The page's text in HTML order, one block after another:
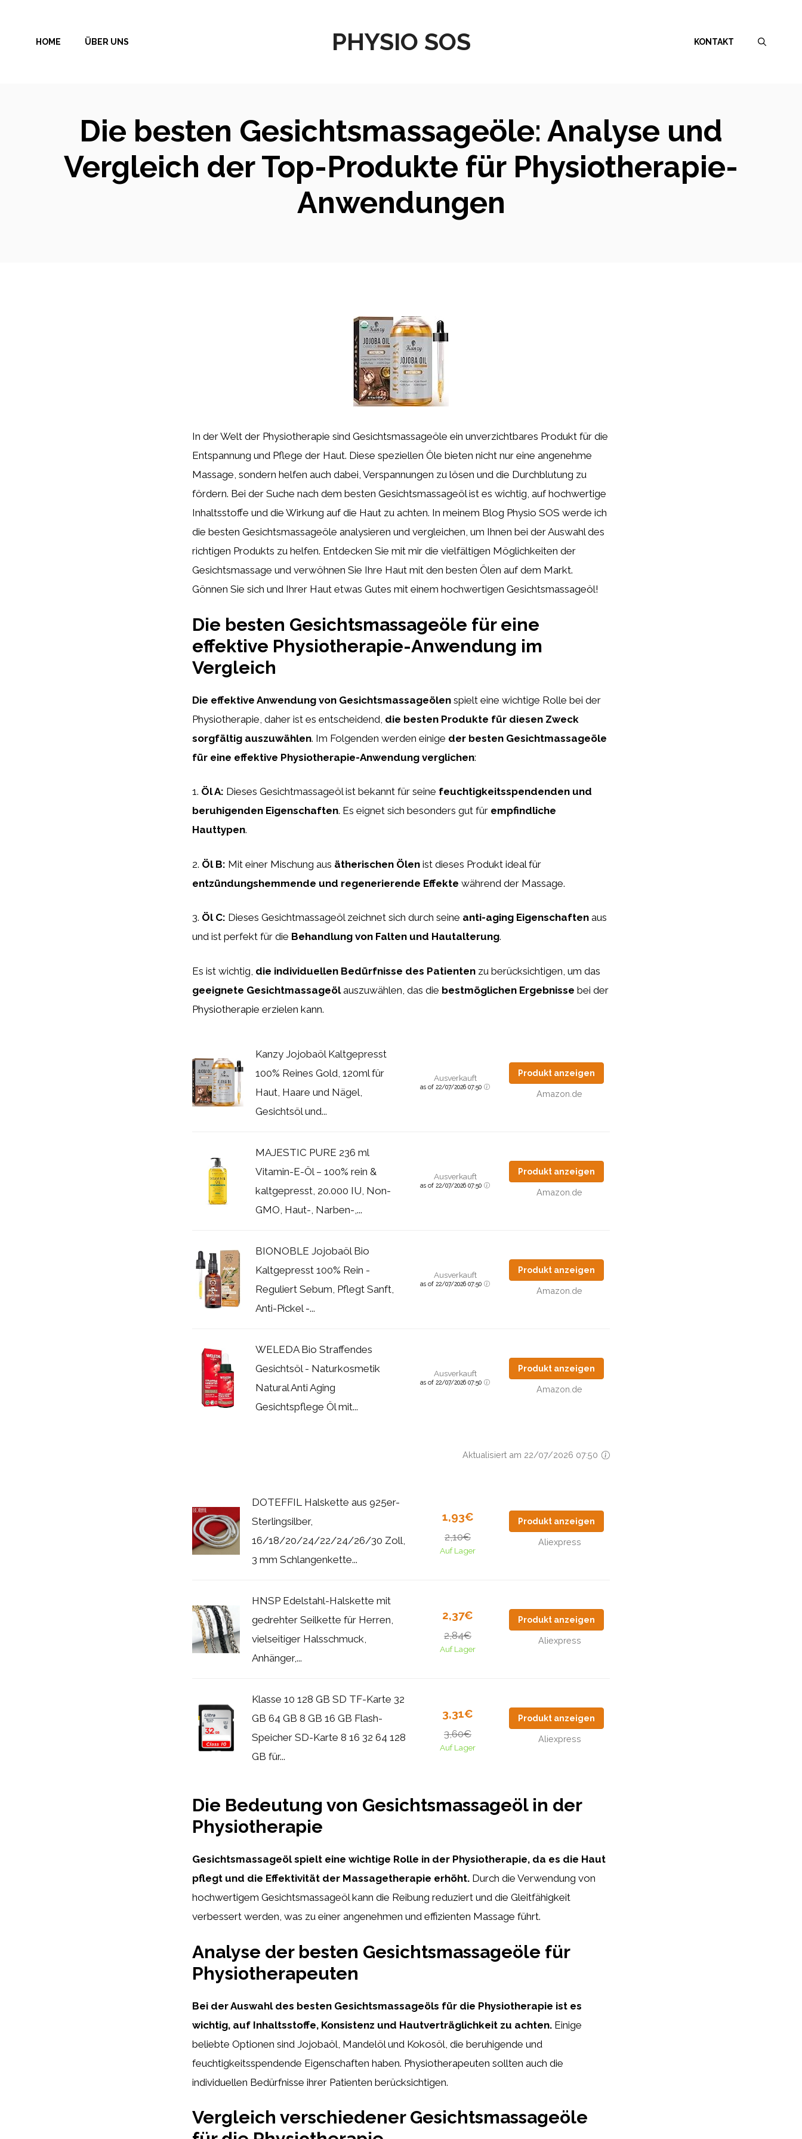
springen
PHYSIO SOS
HOME ÜBER UNS KONTAKT
Die besten Gesichtsmassageöle: Analyse und
Vergleich der Top-Produkte für Physiotherapie-
Anwendungen
In der Welt der Physiotherapie sind Gesichtsmassageöle ein unverzichtbares Produkt für die
Entspannung und Pflege der Haut. Diese speziellen Öle bieten nicht nur eine angenehme
Massage, sondern helfen auch dabei, Verspannungen zu lösen und die Durchblutung zu
fördern. Bei der Suche nach dem besten Gesichtsmassageöl ist es wichtig, auf hochwertige
Inhaltsstoffe und die Wirkung auf die Haut zu achten. In meinem Blog Physio SOS werde ich
die besten Gesichtsmassageöle analysieren und vergleichen, um Ihnen bei der Auswahl des
richtigen Produkts zu helfen. Entdecken Sie mit mir die vielfältigen Möglichkeiten der
Gesichtsmassage und verwöhnen Sie Ihre Haut mit den besten Ölen auf dem Markt.
Gönnen Sie sich und Ihrer Haut etwas Gutes mit einem hochwertigen Gesichtsmassageöl!
Die besten Gesichtsmassageöle für eine
effektive Physiotherapie-Anwendung im
Vergleich
Die effektive Anwendung von Gesichtsmassageölen spielt eine wichtige Rolle bei der
Physiotherapie, daher ist es entscheidend, die besten Produkte für diesen Zweck
sorgfältig auszuwählen. Im Folgenden werden einige der besten Gesichtmassageöle
für eine effektive Physiotherapie-Anwendung verglichen:
1. Öl A: Dieses Gesichtmassageöl ist bekannt für seine feuchtigkeitsspendenden und
beruhigenden Eigenschaften. Es eignet sich besonders gut für empfindliche
Hauttypen.
2. Öl B: Mit einer Mischung aus ätherischen Ölen ist dieses Produkt ideal für
entzündungshemmende und regenerierende Effekte während der Massage.
3. Öl C: Dieses Gesichtmassageöl zeichnet sich durch seine anti-aging Eigenschaften aus
und ist perfekt für die Behandlung von Falten und Hautalterung.
Es ist wichtig, die individuellen Bedürfnisse des Patienten zu berücksichtigen, um das
geeignete Gesichtmassageölauszuwählen, das die bestmöglichen Ergebnisse bei der
Physiotherapie erzielen kann.
Kanzy Jojobaöl Kaltgepresst
100% Reines Gold, 120ml für
Haut, Haare und Nägel,
Gesichtsöl und...
Ausverkauft
as of 22/07/2026 07:50
Produkt anzeigen
Amazon.de
MAJESTIC PURE 236 ml
Vitamin-E-Öl – 100% rein &
kaltgepresst, 20.000 IU, Non-
GMO, Haut-, Narben-,...
Ausverkauft
as of 22/07/2026 07:50
Produkt anzeigen
Amazon.de
BIONOBLE Jojobaöl Bio
Kaltgepresst 100% Rein -
Reguliert Sebum, Pflegt Sanft,
Anti-Pickel -...
Ausverkauft
as of 22/07/2026 07:50
Produkt anzeigen
Amazon.de
WELEDA Bio Straffendes
Gesichtsöl - Naturkosmetik
Natural Anti Aging
Gesichtspflege Öl mit...
Ausverkauft
as of 22/07/2026 07:50
Produkt anzeigen
Amazon.de
Aktualisiert am 22/07/2026 07:50
DOTEFFIL Halskette aus 925er-
Sterlingsilber,
16/18/20/24/22/24/26/30 Zoll,
3 mm Schlangenkette...
1,93€
2,10€
Auf Lager
Produkt anzeigen
Aliexpress
HNSP Edelstahl-Halskette mit
gedrehter Seilkette für Herren,
vielseitiger Halsschmuck,
Anhänger,...
2,37€
2,84€
Auf Lager
Produkt anzeigen
Aliexpress
Klasse 10 128 GB SD TF-Karte 32
GB 64 GB 8 GB 16 GB Flash-
Speicher SD-Karte 8 16 32 64 128
GB für...
3,31€
3,60€
Auf Lager
Produkt anzeigen
Aliexpress
Die Bedeutung von Gesichtsmassageöl in der
Physiotherapie
Gesichtsmassageöl spielt eine wichtige Rolle in der Physiotherapie, da es die Haut
pflegt und die Effektivität der Massagetherapie erhöht. Durch die Verwendung von
hochwertigem Gesichtsmassageöl kann die Reibung reduziert und die Gleitfähigkeit
verbessert werden, was zu einer angenehmen und effizienten Massage führt.
Analyse der besten Gesichtsmassageöle für
Physiotherapeuten
Bei der Auswahl des besten Gesichtsmassageöls für die Physiotherapie ist es
wichtig, auf Inhaltsstoffe, Konsistenz und Hautverträglichkeit zu achten. Einige
beliebte Optionen sind Jojobaöl, Mandelöl und Kokosöl, die beruhigende und
feuchtigkeitsspendende Eigenschaften haben. Physiotherapeuten sollten auch die
individuellen Bedürfnisse ihrer Patienten berücksichtigen.
Vergleich verschiedener Gesichtsmassageöle